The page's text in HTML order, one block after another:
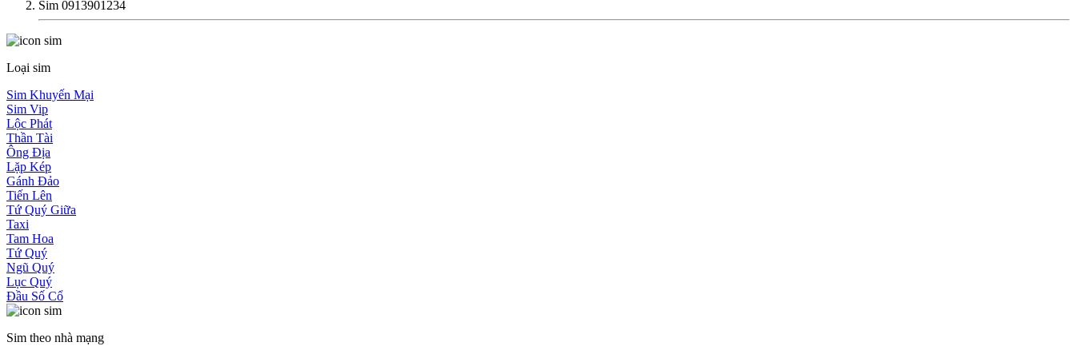
Sim 0913901234
Loại sim
Sim Khuyến Mại
Sim Vip
Lộc Phát
Thần Tài
Ông Địa
Lặp Kép
Gánh Đảo
Tiến Lên
Tứ Quý Giữa
Taxi
Tam Hoa
Tứ Quý
Ngũ Quý
Lục Quý
Đầu Số Cổ
Sim theo nhà mạng